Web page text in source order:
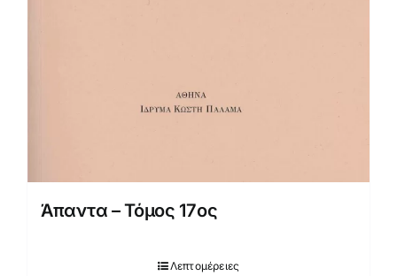
Άπαντα – Τόμος 17ος
Λεπτομέρειες